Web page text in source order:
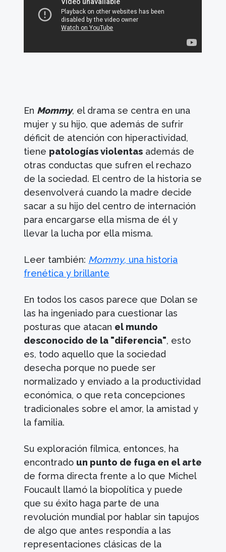
En Mommy, el drama se centra en una
mujer y su hijo, que además de sufrir
déficit de atención con hiperactividad,
tiene patologías violentas además de
otras conductas que sufren el rechazo
de la sociedad. El centro de la historia se
desenvolverá cuando la madre decide
sacar a su hijo del centro de internación
para encargarse ella misma de él y
llevar la lucha por ella misma.
Leer también: Mommy, una historia
frenética y brillante
En todos los casos parece que Dolan se
las ha ingeniado para cuestionar las
posturas que atacan el mundo
desconocido de la "diferencia", esto
es, todo aquello que la sociedad
desecha porque no puede ser
normalizado y enviado a la productividad
económica, o que reta concepciones
tradicionales sobre el amor, la amistad y
la familia.
Su exploración fílmica, entonces, ha
encontrado un punto de fuga en el arte
de forma directa frente a lo que Michel
Foucault llamó la biopolítica y puede
que su éxito haga parte de una
revolución mundial por hablar sin tapujos
de algo que antes respondía a las
representaciones clásicas de la